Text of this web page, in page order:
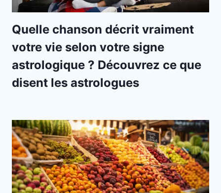
Quelle chanson décrit vraiment
votre vie selon votre signe
astrologique ? Découvrez ce que
disent les astrologues